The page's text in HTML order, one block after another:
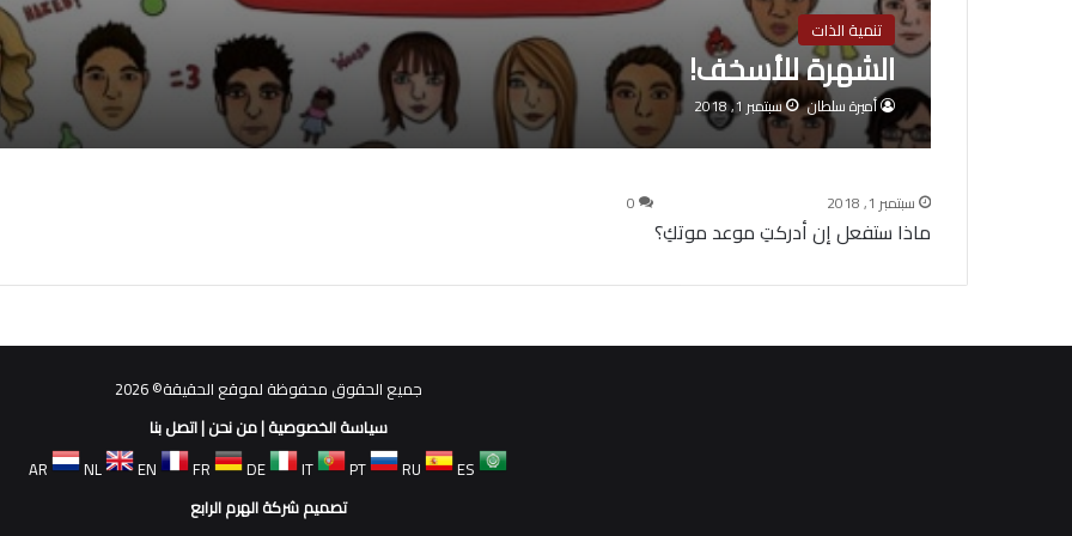
تنمية الذات
الشهرة للأسخف!
أميرة سلطان سبتمبر 1, 2018
سبتمبر 1, 2018 0
ماذا ستفعل إن أدركتِ موعد موتكِ؟
جميع الحقوق محفوظة لموقع الحقيقة© 2026
سياسة الخصوصية|من نحن|اتصل بنا
AR
NL EN FR DE IT PT RU
ES
تصميم شركة الهرم الرابع